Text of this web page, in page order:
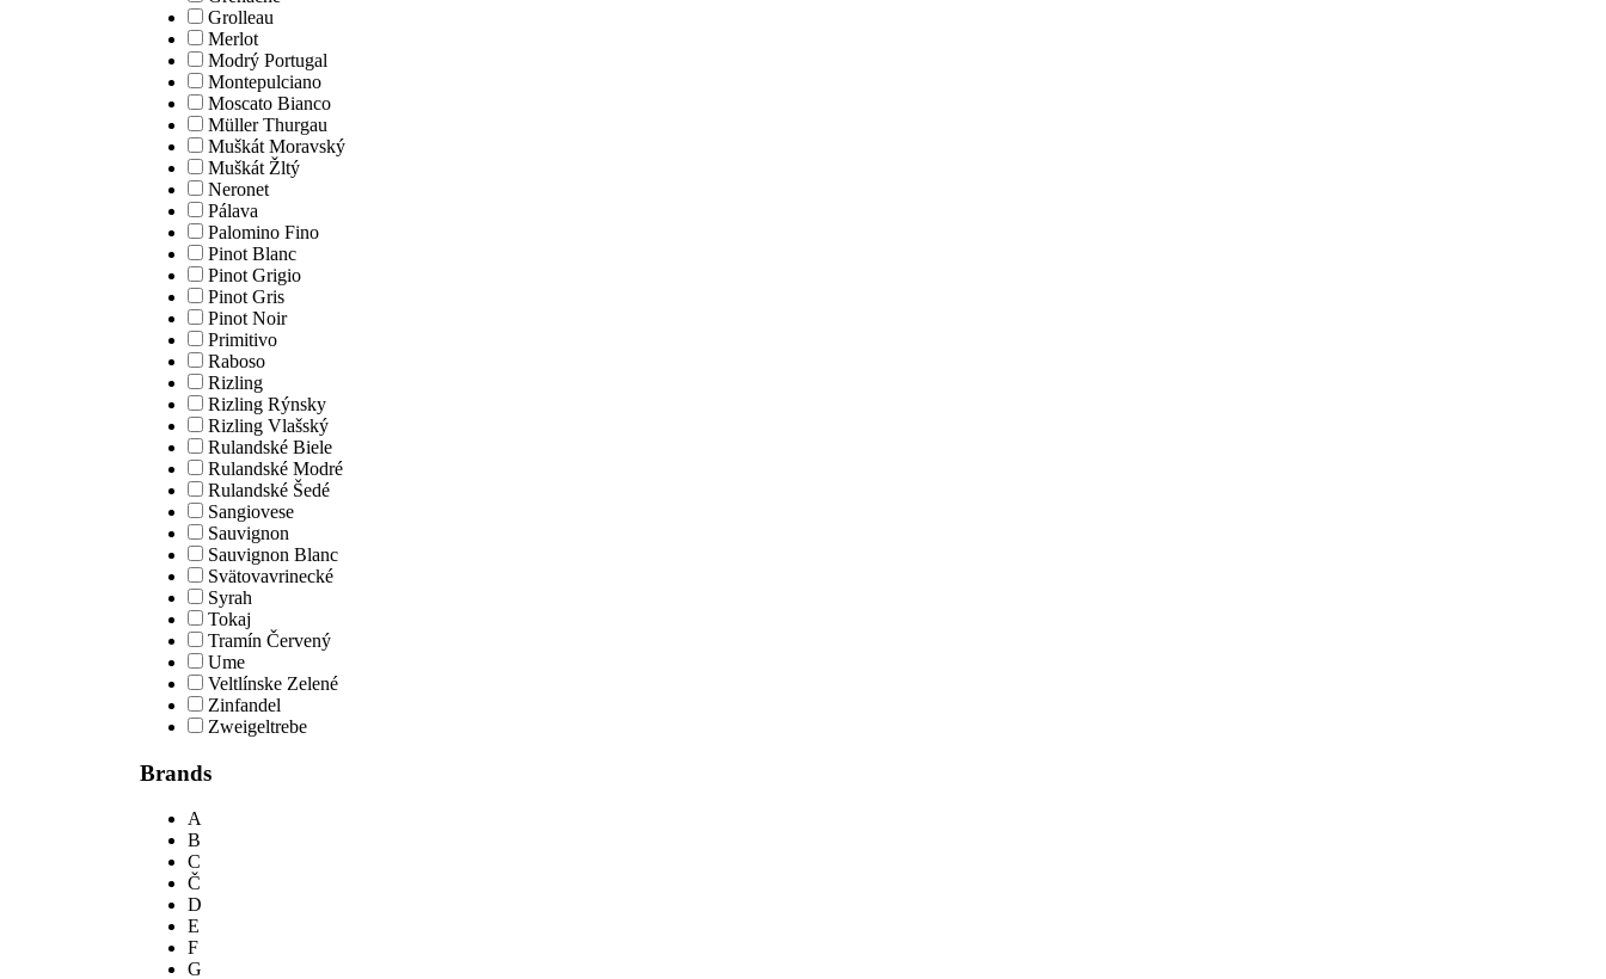
Grolleau
Merlot
Modrý Portugal
Montepulciano
Moscato Bianco
Müller Thurgau
Muškát Moravský
Muškát Žltý
Neronet
Pálava
Palomino Fino
Pinot Blanc
Pinot Grigio
Pinot Gris
Pinot Noir
Primitivo
Raboso
Rizling
Rizling Rýnsky
Rizling Vlašský
Rulandské Biele
Rulandské Modré
Rulandské Šedé
Sangiovese
Sauvignon
Sauvignon Blanc
Svätovavrinecké
Syrah
Tokaj
Tramín Červený
Ume
Veltlínske Zelené
Zinfandel
Zweigeltrebe
Brands
A
B
C
Č
D
E
F
G